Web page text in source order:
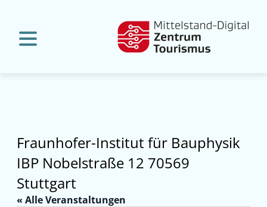
Fraunhofer-Institut für Bauphysik
IBP Nobelstraße 12 70569
Stuttgart
« Alle Veranstaltungen